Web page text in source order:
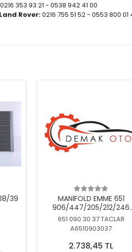
0216 353 93 21 - 0538 942 41 00
Rover:0216 755 51 52 - 0553 800 01
39
MANİFOLD EMME 651
906/447/205/212/246
KELEBEKSİZ
651 090 30 37 TACLAR
A6510903037
2.738,45 TL